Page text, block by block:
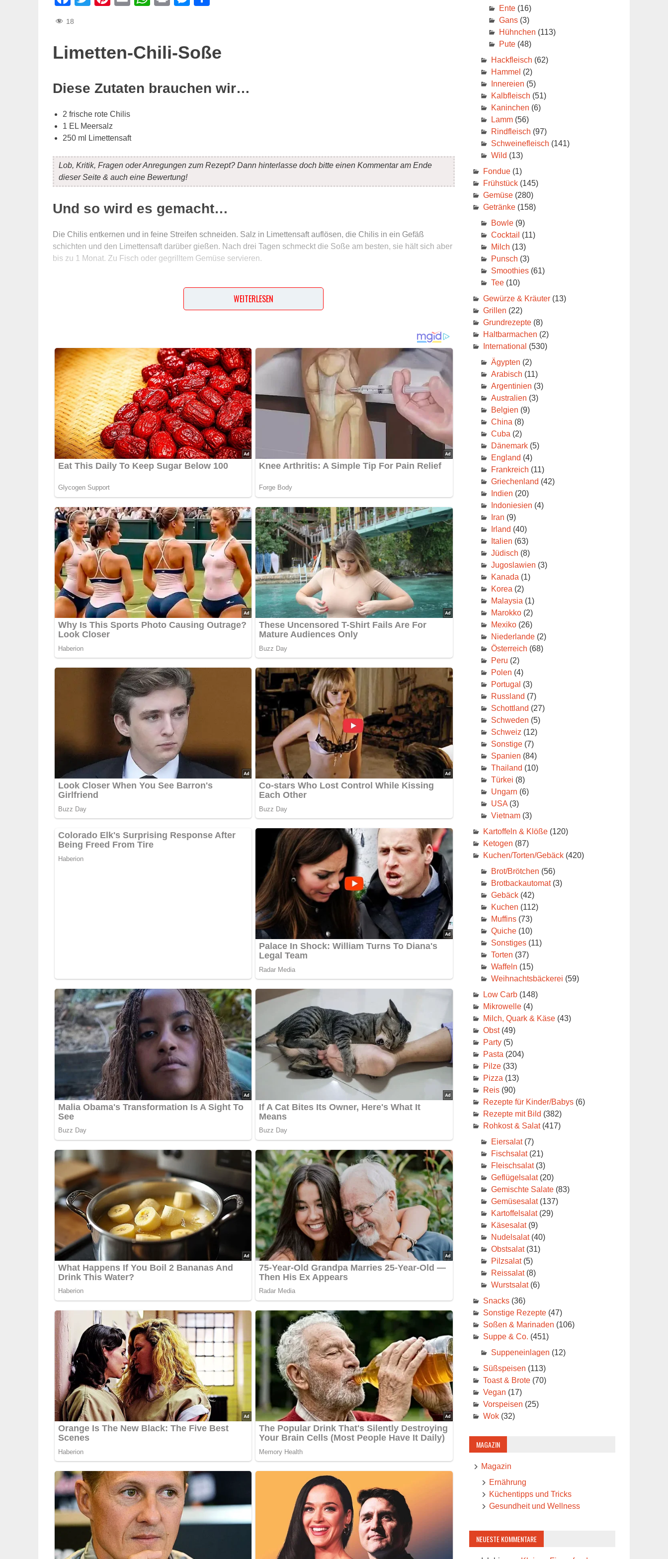
18
Limetten-Chili-Soße
Diese Zutaten brauchen wir…
2 frische rote Chilis
1 EL Meersalz
250 ml Limettensaft
Lob, Kritik, Fragen oder Anregungen zum Rezept? Dann hinterlasse doch bitte einen Kommentar am Ende
dieser Seite & auch eine Bewertung!
Und so wird es gemacht…
Die Chilis entkernen und in feine Streifen schneiden. Salz in Limettensaft auflösen, die Chilis in ein Gefäß
schichten und den Limettensaft darüber gießen. Nach drei Tagen schmeckt die Soße am besten, sie hält sich aber
bis zu 1 Monat. Zu Fisch oder gegrilltem Gemüse servieren.
5/5(1 Bewertung)
WEITERLESEN
Ente(16)
Gans(3)
Hühnchen (113)
Pute(48)
Hackfleisch (62)
Hammel (2)
Innereien (5)
Kalbfleisch (51)
Kaninchen (6)
Lamm(56)
Rindfleisch (97)
Schweinefleisch (141)
Wild (13)
Fondue(1)
Frühstück(145)
Gemüse(280)
Getränke(158)
Bowle(9)
Cocktail (11)
Milch (13)
Punsch (3)
Smoothies(61)
Tee(10)
Gewürze & Kräuter(13)
Grillen (22)
Grundrezepte(8)
Haltbarmachen (2)
International (530)
Ägypten (2)
Arabisch (11)
Argentinien (3)
Australien (3)
Belgien (9)
China (8)
Cuba (2)
Dänemark(5)
England (4)
Frankreich (11)
Griechenland (42)
Indien (20)
Indoniesien (4)
Iran (9)
Irland (40)
Italien (63)
Jüdisch (8)
Jugoslawien (3)
Kanada (1)
Korea (2)
Malaysia (1)
Marokko(2)
Mexiko(26)
Niederlande(2)
Österreich (68)
Peru (2)
Polen (4)
Portugal (3)
Russland (7)
Schottland (27)
Schweden (5)
Schweiz (12)
Sonstige(7)
Spanien (84)
Thailand (10)
Türkei (8)
Ungarn (6)
USA(3)
Vietnam(3)
Kartoffeln & Klöße(120)
Ketogen (87)
Kuchen/Torten/Gebäck(420)
Brot/Brötchen (56)
Brotbackautomat(3)
Gebäck(42)
Kuchen (112)
Muffins(73)
Quiche(10)
Sonstiges(11)
Torten (37)
Waffeln (15)
Weihnachtsbäckerei (59)
Low Carb(148)
Mikrowelle(4)
Milch, Quark & Käse(43)
Obst(49)
Party(5)
Pasta (204)
Pilze(33)
Pizza (13)
Reis(90)
Rezepte für Kinder/Babys(6)
Rezepte mit Bild (382)
Rohkost & Salat(417)
Eiersalat(7)
Fischsalat(21)
Fleischsalat(3)
Geflügelsalat(20)
Gemischte Salate(83)
Gemüsesalat(137)
Kartoffelsalat(29)
Käsesalat(9)
Nudelsalat(40)
Obstsalat(31)
Pilzsalat(5)
Reissalat(8)
Wurstsalat(6)
Snacks(36)
Sonstige Rezepte(47)
Soßen & Marinaden (106)
Suppe & Co. (451)
Suppeneinlagen (12)
Süßspeisen (113)
Toast & Brote(70)
Vegan (17)
Vorspeisen (25)
Wok(32)
MAGAZIN
Magazin
Ernährung
Küchentipps und Tricks
Gesundheit und Wellness
NEUESTE KOMMENTARE